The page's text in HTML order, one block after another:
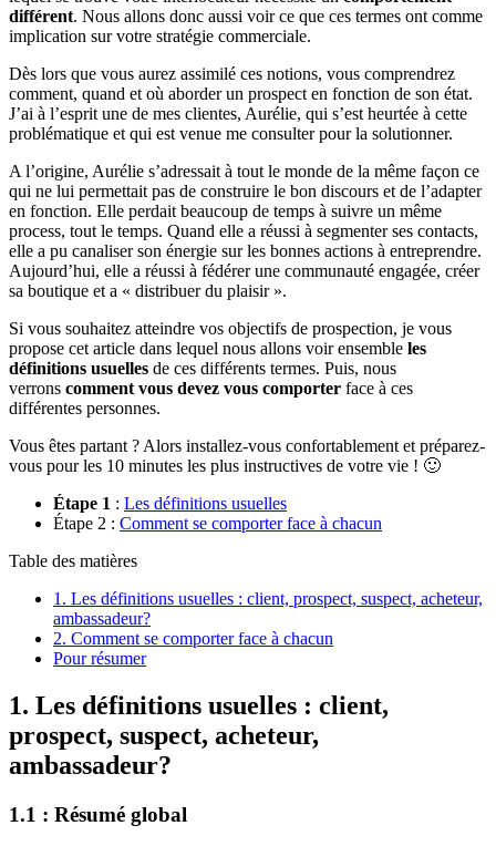
différent. Nous allons donc aussi voir ce que ces termes ont comme
implication sur votre stratégie commerciale.
Dès lors que vous aurez assimilé ces notions, vous comprendrez
comment, quand et où aborder un prospect en fonction de son état.
J’ai à l’esprit une de mes clientes, Aurélie, qui s’est heurtée à cette
problématique et qui est venue me consulter pour la solutionner.
A l’origine, Aurélie s’adressait à tout le monde de la même façon ce
qui ne lui permettait pas de construire le bon discours et de l’adapter
en fonction. Elle perdait beaucoup de temps à suivre un même
process, tout le temps. Quand elle a réussi à segmenter ses contacts,
elle a pu canaliser son énergie sur les bonnes actions à entreprendre.
Aujourd’hui, elle a réussi à fédérer une communauté engagée, créer
sa boutique et a « distribuer du plaisir ».
Si vous souhaitez atteindre vos objectifs de prospection, je vous
propose cet article dans lequel nous allons voir ensemble les
définitions usuelles de ces différents termes. Puis, nous
verrons comment vous devez vous comporter face à ces
différentes personnes.
Vous êtes partant ? Alors installez-vous confortablement et préparez-
vous pour les 10 minutes les plus instructives de votre vie ! 🙂
Étape 1 : Les définitions usuelles
Étape 2 : Comment se comporter face à chacun
Table des matières
1. Les définitions usuelles : client, prospect, suspect, acheteur,
ambassadeur?
2. Comment se comporter face à chacun
Pour résumer
1. Les définitions usuelles : client,
prospect, suspect, acheteur,
ambassadeur?
1.1 : Résumé global